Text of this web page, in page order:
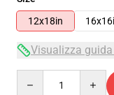
12x18in
Visualizza